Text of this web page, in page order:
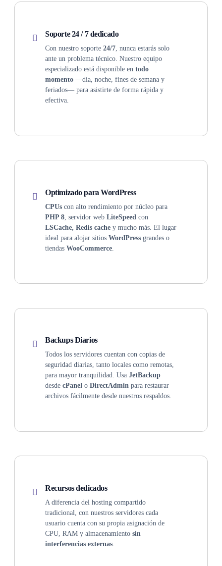
Soporte 24 / 7 dedicado
Con nuestro soporte24/7 , nunca estarás solo
ante un problema técnico. Nuestro equipo
especializado está disponible entodo
momento —día, noche, fines de semana y
feriados— para asistirte de forma rápida y
efectiva.
Optimizado para WordPress
CPUs con alto rendimiento por núcleo para
PHP 8 , servidor webLiteSpeed con
LSCache, Redis cache y mucho más. El lugar
ideal para alojar sitiosWordPress grandes o
tiendasWooCommerce
Backups Diarios
Todos los servidores cuentan con copias de
seguridad diarias, tanto locales como remotas,
para mayor tranquilidad. UsaJetBackup
desdecPanel oDirectAdmin para restaurar
archivos fácilmente desde nuestros respaldos.
Recursos dedicados
A diferencia del hosting compartido
tradicional, con nuestros servidores cada
usuario cuenta con su propia asignación de
CPU, RAM y almacenamientosin
interferencias externas.